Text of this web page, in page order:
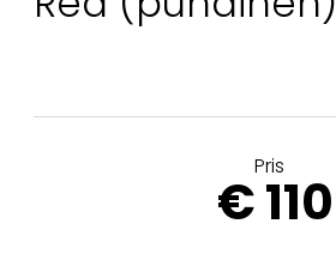
Pris
€ 110